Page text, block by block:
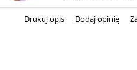
Drukuj opis Dodaj opinię